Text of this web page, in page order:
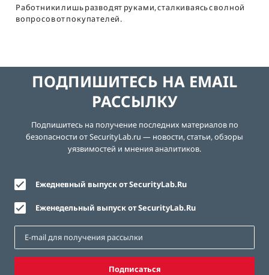
Работники лишь разводят руками, сталкиваясь с волной
вопросов от покупателей.
ПОДПИШИТЕСЬ НА EMAIL
РАССЫЛКУ
Подпишитесь на получение последних материалов по
безопасности от SecurityLab.ru — новости, статьи, обзоры
уязвимостей и мнения аналитиков.
Ежедневный выпуск от SecurityLab.Ru
Еженедельный выпуск от SecurityLab.Ru
Подписаться